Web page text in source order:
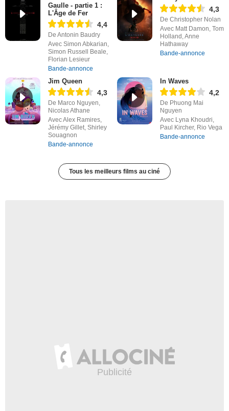
Gaulle - partie 1 :
L'Âge de Fer
4,4
De Antonin Baudry
Avec Simon Abkarian,
Simon Russell Beale,
Florian Lesieur
Bande-annonce
4,3
De Christopher Nolan
Avec Matt Damon, Tom
Holland, Anne
Hathaway
Bande-annonce
Jim Queen
4,3
De Marco Nguyen,
Nicolas Athane
Avec Alex Ramires,
Jérémy Gillet, Shirley
Souagnon
Bande-annonce
In Waves
4,2
De Phuong Mai
Nguyen
Avec Lyna Khoudri,
Paul Kircher, Rio Vega
Bande-annonce
Tous les meilleurs films au ciné